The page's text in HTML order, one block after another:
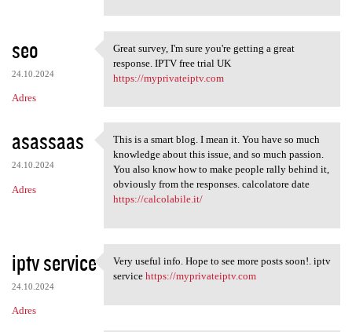
seo
24.10.2024
Adres
Great survey, I'm sure you're
Great survey, I'm sure you're getting a great
response. IPTV free trial UK
https://myprivateiptv.com
asassaas
24.10.2024
Adres
This is a smart blog. I mean
This is a smart blog. I mean it. You have so much
knowledge about this issue, and so much passion.
You also know how to make people rally behind it,
obviously from the responses. calcolatore date
https://calcolabile.it/
iptv service
24.10.2024
Adres
Very useful info. Hope to see
Very useful info. Hope to see more posts soon!. iptv
service https://myprivateiptv.com